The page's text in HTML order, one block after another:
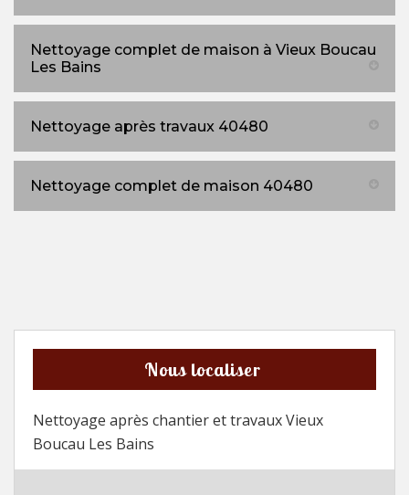
Nettoyage complet de maison à Vieux Boucau
Les Bains
Nettoyage après travaux 40480
Nettoyage complet de maison 40480
Nous localiser
Nettoyage après chantier et travaux Vieux
Boucau Les Bains